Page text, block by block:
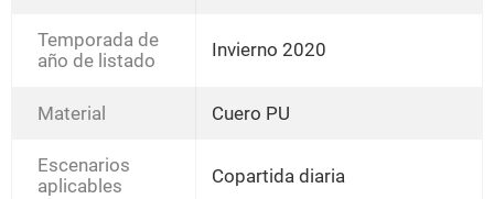
blancas,pequeño marrón,Letra
hielo,Frijoles verdes
Temporada de
año de listado
Invierno 2020
Material Cuero PU
Escenarios
aplicables
Copartida diaria